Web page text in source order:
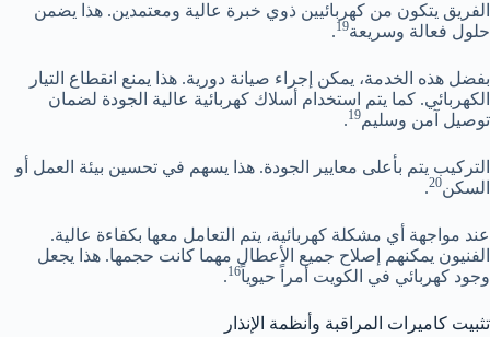
الفريق يتكون من كهربائيين ذوي خبرة عالية ومعتمدين. هذا يضمن
حلول فعالة وسريعة19
.
بفضل هذه الخدمة، يمكن إجراء صيانة دورية. هذا يمنع انقطاع التيار
الكهربائي. كما يتم استخدام أسلاك كهربائية عالية الجودة لضمان
توصيل آمن وسليم19
.
التركيب يتم بأعلى معايير الجودة. هذا يسهم في تحسين بيئة العمل أو
السكن20
.
عند مواجهة أي مشكلة كهربائية، يتم التعامل معها بكفاءة عالية.
الفنيون يمكنهم إصلاح جميع الأعطال مهما كانت حجمها. هذا يجعل
وجود كهربائي في الكويت أمراً حيوياً16
.
تثبيت كاميرات المراقبة وأنظمة الإنذار